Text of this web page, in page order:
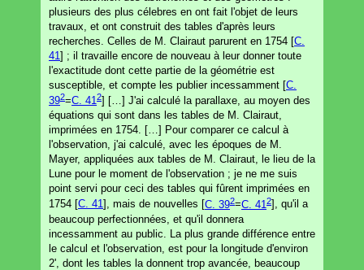
plusieurs des plus célebres en ont fait l'objet de leurs
travaux, et ont construit des tables d'après leurs
recherches. Celles de M. Clairaut parurent en 1754 [C.
41 ] ; il travaille encore de nouveau à leur donner toute
l'exactitude dont cette partie de la géométrie est
susceptible, et compte les publier incessamment [C.
392=C. 412] […] J'ai calculé la parallaxe, au moyen des
équations qui sont dans les tables de M. Clairaut,
imprimées en 1754. […] Pour comparer ce calcul à
l'observation, j'ai calculé, avec les époques de M.
Mayer, appliquées aux tables de M. Clairaut, le lieu de la
Lune pour le moment de l'observation ; je ne me suis
point servi pour ceci des tables qui fûrent imprimées en
1754 [C. 41], mais de nouvelles [C. 392=C. 412], qu'il a
beaucoup perfectionnées, et qu'il donnera
incessamment au public. La plus grande différence entre
le calcul et l'observation, est pour la longitude d'environ
2', dont les tables la donnent trop avancée, beaucoup